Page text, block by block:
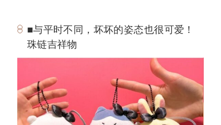
■与平时不同，坏坏的姿态也很可爱！
珠链吉祥物